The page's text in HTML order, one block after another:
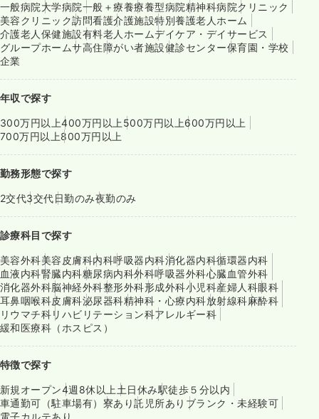
一般病院大学病院一般＋療養療養型病院精神科病院クリニック
美容クリニック訪問看護介護施設特別養護老人ホーム
介護老人保健施設有料老人ホームデイケア・デイサービス
グループホームサ高住障がい者施設健診センター保育園・学校
企業
年収で探す
300万円以上400万円以上 500万円以上600万円以上
700万円以上800万円以上
勤務形態で探す
2交代3交代日勤のみ夜勤のみ
診療科目で探す
美容外科美容皮膚科内科呼吸器内科消化器内科循環器内科
血液内科腎臓内科糖尿病内科外科呼吸器外科心臓血管外科
消化器外科脳神経外科整形外科形成外科小児科産婦人科眼科
耳鼻咽喉科皮膚科泌尿器科精神科・心療内科放射線科麻酔科
リウマチ科リハビリテーション科アレルギー科
緩和医療科（ホスピス）
特徴で探す
新規オープン4週8休以上 土日休み駅徒歩５分以内
車通勤可（駐車場有） 寮あり託児所あり ブランク・未経験可